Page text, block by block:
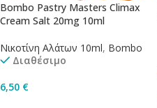
Bombo Pastry Masters Climax
Cream Salt 20mg 10ml
Νικοτίνη Αλάτων 10ml, Bombo
Διαθέσιμο
6,50 €